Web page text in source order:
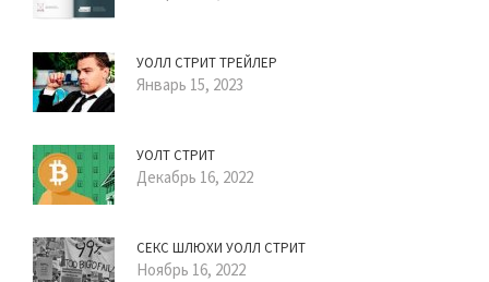
УОЛЛ СТРИТ ТРЕЙЛЕР
Январь 15, 2023
УОЛТ СТРИТ
Декабрь 16, 2022
СЕКС ШЛЮХИ УОЛЛ СТРИТ
Ноябрь 16, 2022